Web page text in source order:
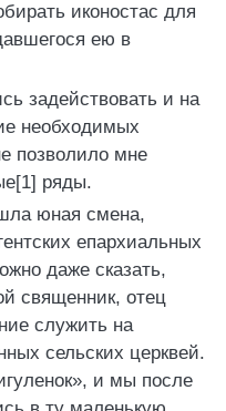
иконостас для
ею в
задействовать и на
необходимых
позволило мне
ряды.
юная смена,
епархиальных
даже сказать,
священник, отец
служить на
сельских церквей.
и мы после